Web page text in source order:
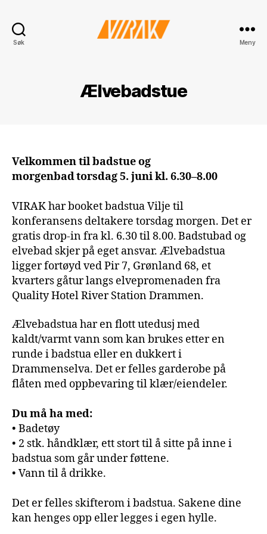
Søk Meny
Ælvebadstue
Velkommen til badstue og
morgenbad torsdag 5. juni kl. 6.30–8.00
VIRAK har booket badstua Vilje til
konferansens deltakere torsdag morgen. Det er
gratis drop-in fra kl. 6.30 til 8.00. Badstubad og
elvebad skjer på eget ansvar. Ælvebadstua
ligger fortøyd ved Pir 7, Grønland 68, et
kvarters gåtur langs elvepromenaden fra
Quality Hotel River Station Drammen.
Ælvebadstua har en flott utedusj med
kaldt/varmt vann som kan brukes etter en
runde i badstua eller en dukkert i
Drammenselva. Det er felles garderobe på
flåten med oppbevaring til klær/eiendeler.
Du må ha med:
• Badetøy
• 2 stk. håndklær, ett stort til å sitte på inne i
badstua som går under føttene.
• Vann til å drikke.
Det er felles skifterom i badstua. Sakene dine
kan henges opp eller legges i egen hylle.